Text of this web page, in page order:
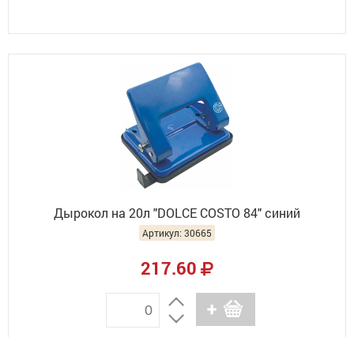
Дырокол на 20л "DOLCE COSTO 84" синий
Артикул: 30665
217.60